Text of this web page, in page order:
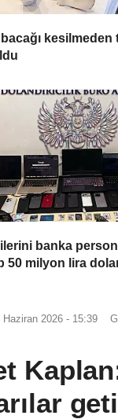
bacağı
banka
50 milyon lira
Haziran 2026 - 15:39